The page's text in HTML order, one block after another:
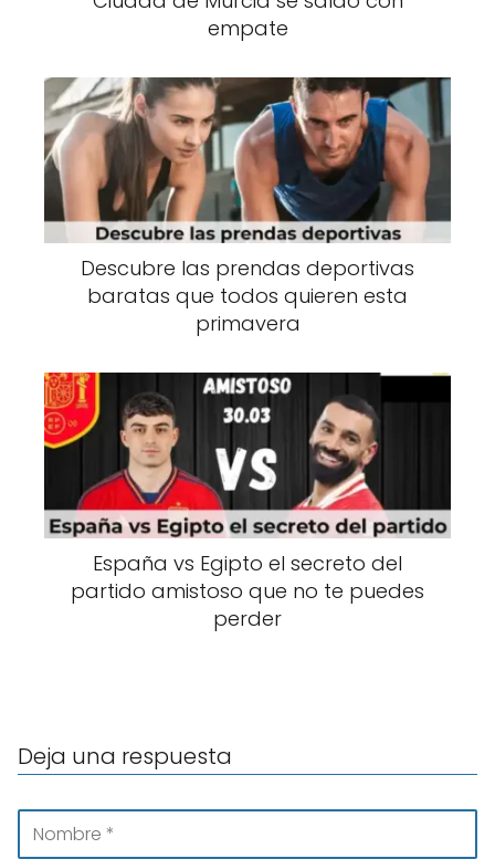
empate
Descubre las prendas deportivas
baratas que todos quieren esta
primavera
España vs Egipto el secreto del
partido amistoso que no te puedes
perder
Deja una respuesta